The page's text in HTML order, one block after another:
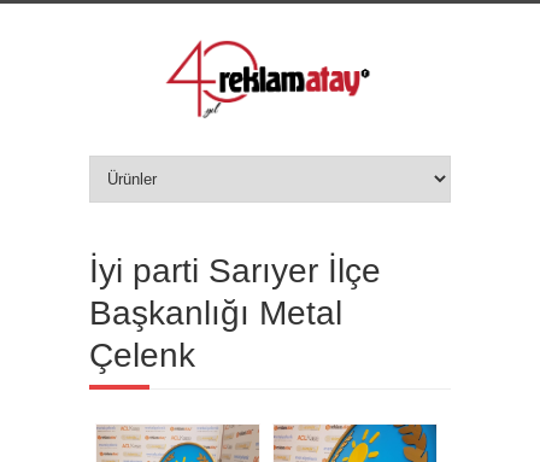
İyi parti Sarıyer İlçe
Başkanlığı Metal
Çelenk